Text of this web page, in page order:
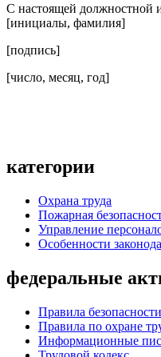
С настоящей должностной
[инициалы, фамилия]
[подпись]
[число, месяц, год]
категории
Охрана труда
Пожарная
Управление
Особенности
федеральные
Правила безопасности
Правила по охране
Информационные